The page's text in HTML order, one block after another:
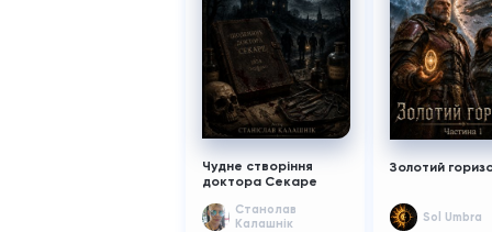
Чудне створіння
доктора Секаре
Cтанолав
Калашнік
Золотий
Sol Umbra